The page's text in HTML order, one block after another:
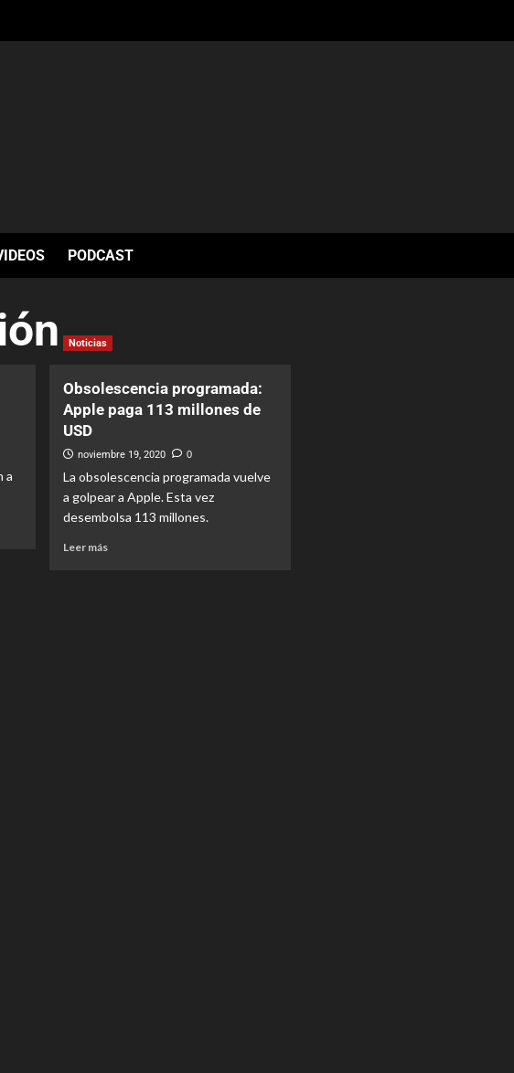
PODCAST
a
Noticias
Obsolescencia programada:
Apple paga 113 millones de
USD
noviembre 19, 2020 0
La obsolescencia programada vuelve
a golpear a Apple. Esta vez
desembolsa 113 millones.
Leer más